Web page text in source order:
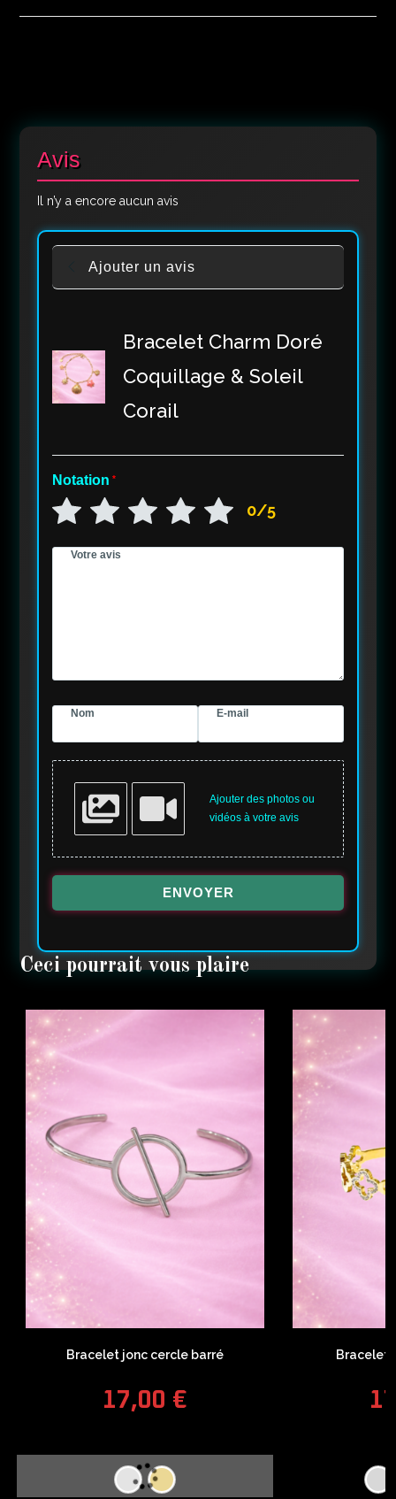
Avis
Il n’y a encore aucun avis
Ajouter un avis
Bracelet Charm Doré
Coquillage & Soleil
Corail
Notation *
0/5
Votre avis
Nom E-mail
Ajouter des photos ou
vidéos à votre avis
ENVOYER
Bracelet jonc cercle barré
17,00 €
Bracelet